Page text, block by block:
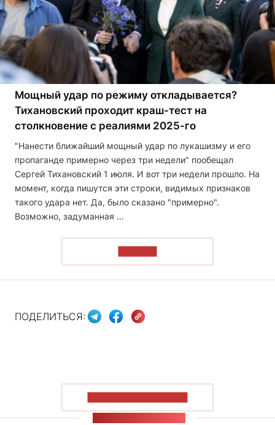
Мощный удар по режиму откладывается?
Тихановский проходит краш-тест на
столкновение с реалиями 2025-го
"Нанести ближайший мощный удар по лукашизму и его
пропаганде примерно через три недели" пообещал
Сергей Тихановский 1 июля. И вот три недели прошло. На
момент, когда пишутся эти строки, видимых признаков
такого удара нет. Да, было сказано "примерно".
Возможно, задуманная …
ПОДЕЛИТЬСЯ: